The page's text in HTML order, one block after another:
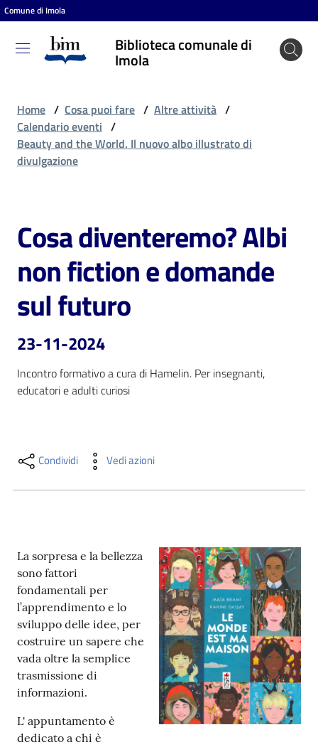
Vai al contenuto
Vai alla navigazione
Vai al footer
Comune di Imola
Biblioteca comunale di
Imola
Biblioteca
comunale
Entra
puoi
fare
Scopri
contenuti
Risorse
Archivio
storico
Decentrate
Patto
per
lettura
Home / Cosa puoi fare / Altre attività /
Calendario eventi /
Beauty and the World. Il nuovo albo illustrato di
divulgazione
Salta al contenuto
Cosa diventeremo? Albi
non fiction e domande
sul futuro
23-11-2024
Incontro formativo a cura di Hamelin. Per insegnanti,
educatori e adulti curiosi
Condividi Vedi azioni
La sorpresa e la bellezza
sono fattori
fondamentali per
l’apprendimento e lo
sviluppo delle idee, per
costruire un sapere che
vada oltre la semplice
trasmissione di
informazioni.
L' appuntamento è
dedicato a chi è